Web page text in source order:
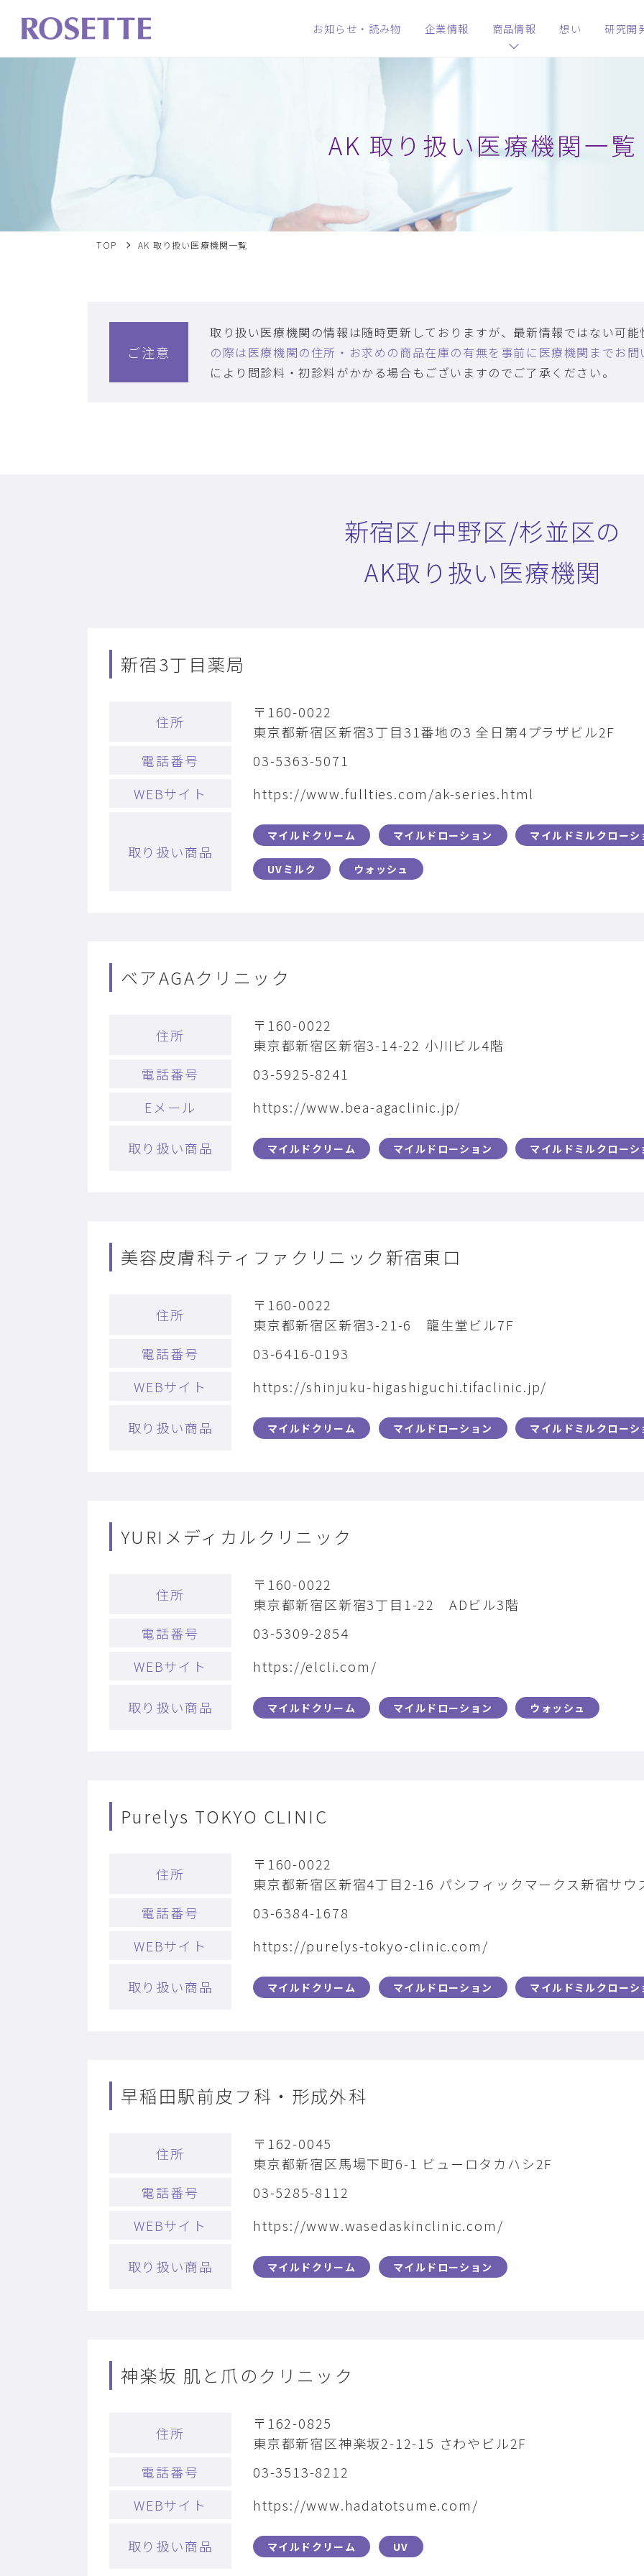
お知らせ・読み物 企業情報 商品情報 想い 研究開
AK 取り扱い医療機関一覧
TOP AK 取り扱い医療機関一覧
ご注意
取り扱い医療機関の情報は随時更新しておりますが、最新情報ではない可
の際は医療機関の住所・お求めの商品在庫の有無を事前に医療機関までお
により問診料・初診料がかかる場合もございますのでご了承ください。
新宿区/中野区/杉並区の
AK取り扱い医療機関
新宿3丁目薬局
住所
〒160-0022
東京都新宿区新宿3丁目31番地の3 全日第4プラザビル2F
電話番号
03-5363-5071
WEBサイト
https://www.fullties.com/ak-series.html
取り扱い商品
マイルドクリーム マイルドローション マイルドミルクローシ
UVミルク ウォッシュ
ベアAGAクリニック
住所
〒160-0022
東京都新宿区新宿3-14-22 ⼩川ビル4階
電話番号
03-5925-8241
Eメール
https://www.bea-agaclinic.jp/
取り扱い商品 マイルドクリーム マイルドローション マイルドミルクローシ
美容皮膚科ティファクリニック新宿東口
住所
〒160-0022
東京都新宿区新宿3-21-6 龍生堂ビル7F
電話番号
03-6416-0193
WEBサイト
https://shinjuku-higashiguchi.tifaclinic.jp/
取り扱い商品 マイルドクリーム マイルドローション マイルドミルクローシ
YURIメディカルクリニック
住所
〒160-0022
東京都新宿区新宿3丁目1-22 ADビル3階
電話番号
03-5309-2854
WEBサイト
https://elcli.com/
取り扱い商品 マイルドクリーム マイルドローション ウォッシュ
Purelys TOKYO CLINIC
住所
〒160-0022
東京都新宿区新宿4丁目2-16 パシフィックマークス新宿サウ
電話番号
03-6384-1678
WEBサイト
https://purelys-tokyo-clinic.com/
取り扱い商品 マイルドクリーム マイルドローション マイルドミルクローシ
早稲田駅前皮フ科・形成外科
住所
〒162-0045
東京都新宿区馬場下町6-1 ビューロタカハシ2F
電話番号
03-5285-8112
WEBサイト
https://www.wasedaskinclinic.com/
取り扱い商品 マイルドクリーム マイルドローション
神楽坂 肌と爪のクリニック
住所
〒162-0825
東京都新宿区神楽坂2-12-15 さわやビル2F
電話番号
03-3513-8212
WEBサイト
https://www.hadatotsume.com/
取り扱い商品 マイルドクリーム UV